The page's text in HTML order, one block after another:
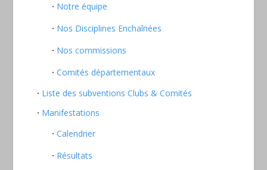
Notre équipe
Nos Disciplines Enchaînées
Nos commissions
Comités départementaux
Liste des subventions Clubs & Comités
Manifestations
Calendrier
Résultats